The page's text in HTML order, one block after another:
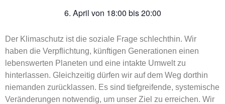
6. April von 18:00 bis20:00
Der Klimaschutz ist die soziale Frage schlechthin. Wir
haben die Verpflichtung, künftigen Generationen einen
lebenswerten Planeten und eine intakte Umwelt zu
hinterlassen. Gleichzeitig dürfen wir auf dem Weg dorthin
niemanden zurücklassen. Es sind tiefgreifende, systemische
Veränderungen notwendig, um unser Ziel zu erreichen. Wir